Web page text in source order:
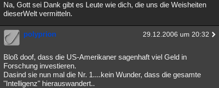
Na, Gott sei Dank gibt es Leute wie dich, die uns die Weisheiten
dieserWelt vermitteln.
polyprion 29.12.2006 um 20:32
Bloß doof, dass die US-Amerikaner sagenhaft viel Geld in
Forschung investieren.
Dasind sie nun mal die Nr. 1....kein Wunder, dass die gesamte
"Intelligenz" hierauswandert..